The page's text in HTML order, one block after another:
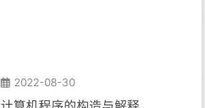
2022-08-30